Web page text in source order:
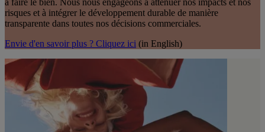
à faire le bien. Nous nous engageons à atténuer nos impacts et nos
risques et à intégrer le développement durable de manière
transparente dans toutes nos décisions commerciales.
Envie d'en savoir plus ? Cliquez ici (in English)